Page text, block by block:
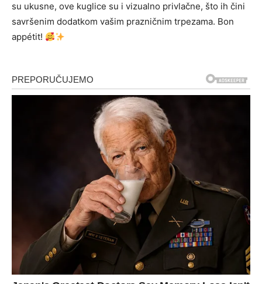
su ukusne, ove kuglice su i vizualno privlačne, što ih čini
savršenim dodatkom vašim prazničnim trpezama. Bon
appétit!